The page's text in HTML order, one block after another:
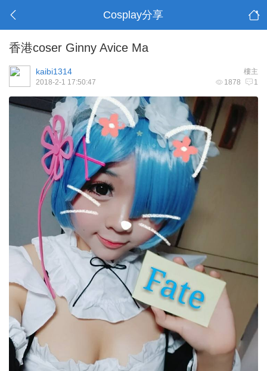
Cosplay分享
香港coser Ginny Avice Ma
樓主
kaibi1314
1878 1
2018-2-1 17:50:47